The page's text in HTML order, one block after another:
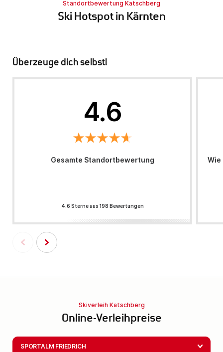
Standortbewertung Katschberg
Ski Hotspot in Kärnten
Überzeuge dich selbst!
4.6
Gesamte Standortbewertung
4.6 Sterne aus 198 Bewertungen
Wie
Skiverleih Katschberg
Online-Verleihpreise
SPORTALM FRIEDRICH